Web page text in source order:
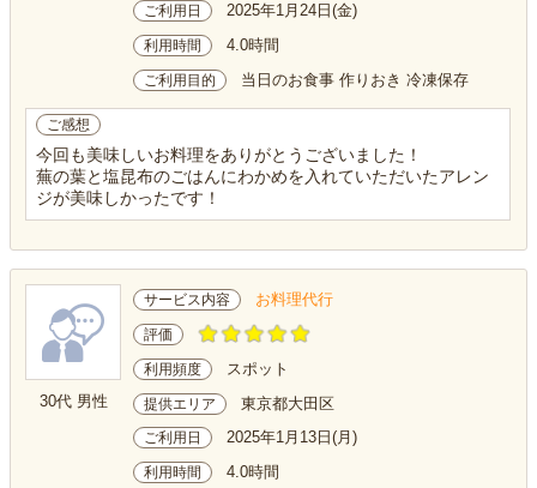
ご利用日 2025年1月24日(金)
利用時間 4.0時間
ご利用目的 当日のお食事 作りおき 冷凍保存
ご感想
今回も美味しいお料理をありがとうございました！
蕪の葉と塩昆布のごはんにわかめを入れていただいたアレン
ジが美味しかったです！
30代 男性
サービス内容 お料理代行
評価
利用頻度 スポット
提供エリア 東京都大田区
ご利用日 2025年1月13日(月)
利用時間 4.0時間